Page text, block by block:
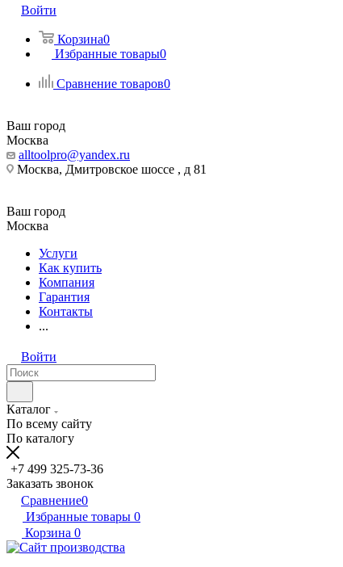
Войти
Корзина0
Избранные товары0
Сравнение товаров0
Ваш город
Москва
alltoolpro@yandex.ru
Москва, Дмитровское шоссе , д 81
Ваш город
Москва
Услуги
Как купить
Компания
Гарантия
Контакты
...
Войти
Каталог
По всему сайту
По каталогу
+7 499 325-73-36
Заказать звонок
Сравнение0
Избранные товары 0
Корзина 0